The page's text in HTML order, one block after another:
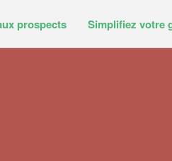
prospects Simplifiez votre